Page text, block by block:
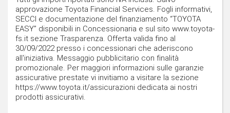
approvazione Toyota Financial Services. Fogli informativi,
SECCI e documentazione del finanziamento “TOYOTA
EASY” disponibili in Concessionaria e sul sito www.toyota-
fs.it sezione Trasparenza. Offerta valida fino al
30/09/2022 presso i concessionari che aderiscono
all'iniziativa. Messaggio pubblicitario con finalità
promozionale. Per maggiori informazioni sulle garanzie
assicurative prestate vi invitiamo a visitare la sezione
https://www.toyota.it/assicurazioni dedicata ai nostri
prodotti assicurativi.